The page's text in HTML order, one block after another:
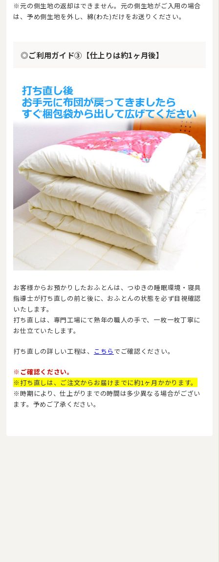
※元の側生地の返却はできません。元の側生地がご入用の場合
は、予め側生地を外し、綿(わた)だけをお送りください。
◎ご利用ガイド③【仕上りは約1ヶ月後】
お客様からお預かりしたおふとんは、つゆきの睡眠環境・寝具
指導士が打ち直しの前と後に、おふとんの状態を必ず目視確認
いたします。
打ち直しは、専門工場にて熟年の職人の手で、一枚一枚丁寧に
お仕立ていたします。
打ち直しの詳しい工程は、 こちら でご確認ください。
※ご確認ください。
※打ち直しは、ご注文からお届けまでに約1ヶ月かかります。
※時期により、仕上がりまでの時間は多少異なる場合がござい
ます。予めご了承ください。